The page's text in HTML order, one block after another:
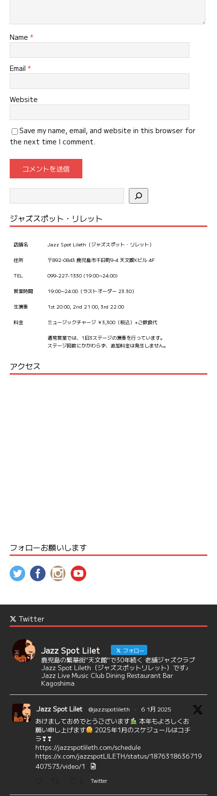
Name *
Email *
Website
Save my name, email, and website in this browser for
the next time I comment.
ジャズスポット・リレット
店舗名 Jazz Spot Lileth（ジャズスポット・リレット）
住所 〒892-0843 鹿児島市千日町9-4 天文館Kビル 4F
TEL 099-227-1330 (19:00~24:00)
営業時間 19:00~24:00（ラストオーダー 23:30）
生演奏 1st 20:00, 2nd 21:00, 3rd 22:00
料金 ミュージックチャージ ￥3,300（税込）+ご飲食代
通常営業では、1日3ステージの演奏を行っています。
ステージ回数にかかわらず、追加料金は発生しません。
アクセス
フォローお願いします
Twitter
Jazz Spot Lilet フォロー
鹿児島の繁華街"天文館"で30年続く 老舗ジャズクラブ
Jazz Spot Lileth（ジャズスポットリレット）です♪
Jazz Live Music Club Dining Restaurant Bar
Kagoshima
Jazz Spot Lilet @jazzspotlileth · 6 1月 2025
あけましておめでとうございます
本年もよろしくお
願い申し上げます
2025年1月のスケジュールはコチ
ラ❣❣
https://jazzspotlileth.com/schedule
https://x.com/jazzspotLILETH/status/1876318636719
407573/video/1
Twitter